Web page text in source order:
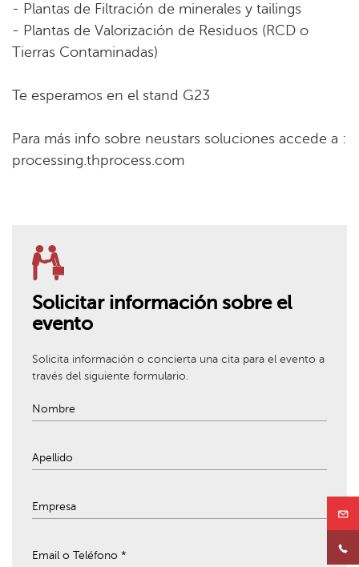
- Plantas de Filtración de minerales y tailings
- Plantas de Valorización de Residuos (RCD o
Tierras Contaminadas)
Te esperamos en el stand G23
Para más info sobre neustars soluciones accede a :
processing.thprocess.com
Solicitar información sobre el
evento
Solicita información o concierta una cita para el evento a
través del siguiente formulario.